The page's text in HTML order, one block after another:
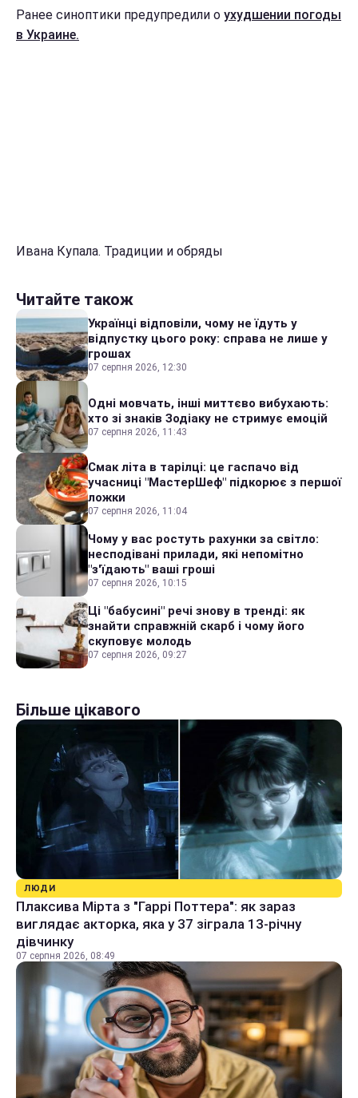
Ранее синоптики предупредили о ухудшении погоды
в Украине.
Ивана Купала. Традиции и обряды
Читайте також
Українці відповіли, чому не їдуть у
відпустку цього року: справа не лише у
грошах
07 серпня 2026, 12:30
Одні мовчать, інші миттєво вибухають:
хто зі знаків Зодіаку не стримує емоцій
07 серпня 2026, 11:43
Смак літа в тарілці: це гаспачо від
учасниці "МастерШеф" підкорює з першої
ложки
07 серпня 2026, 11:04
Чому у вас ростуть рахунки за світло:
несподівані прилади, які непомітно
"з'їдають" ваші гроші
07 серпня 2026, 10:15
Ці "бабусині" речі знову в тренді: як
знайти справжній скарб і чому його
скуповує молодь
07 серпня 2026, 09:27
Більше цікавого
ЛЮДИ
Плаксива Мірта з "Гаррі Поттера": як зараз
виглядає акторка, яка у 37 зіграла 13-річну
дівчинку
07 серпня 2026, 08:49